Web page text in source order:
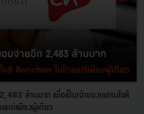
ล้านบาท เพื่อเป็นเจ้าของแฟรนไชส์
แต่เพียงผู้เดียว